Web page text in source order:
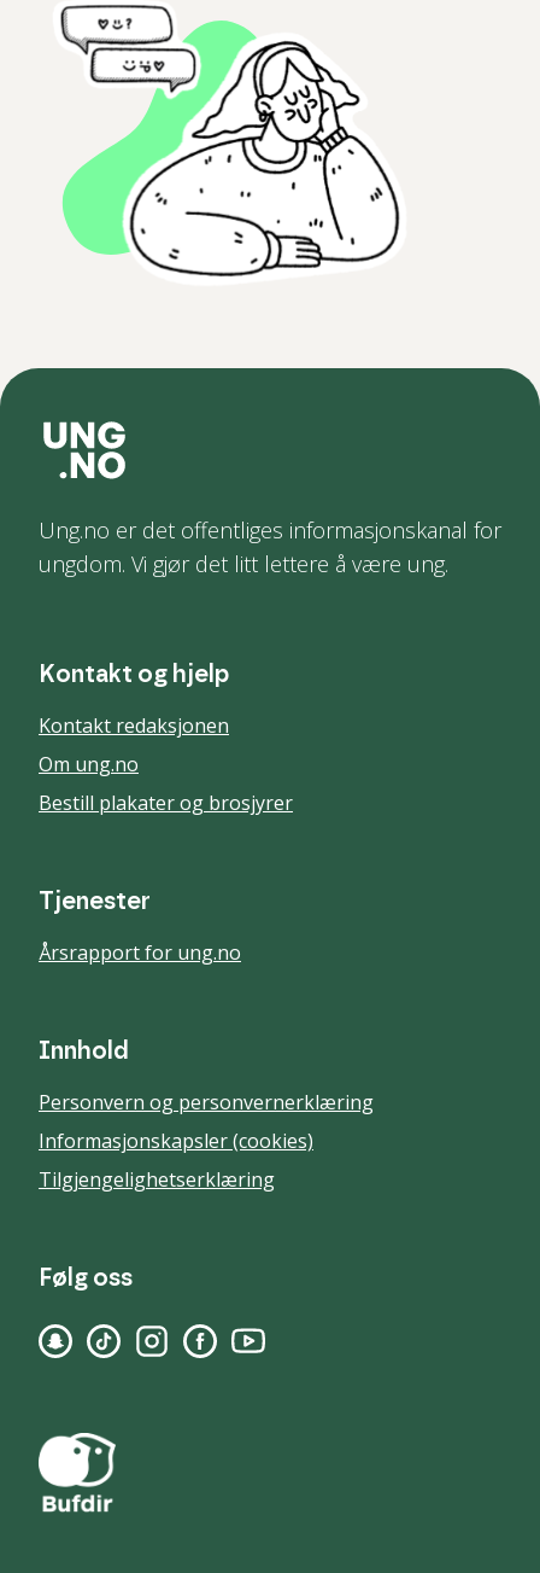
Ung.no er det offentliges informasjonskanal for
ungdom. Vi gjør det litt lettere å være ung.
Kontakt og hjelp
Kontakt redaksjonen
Om ung.no
Bestill plakater og brosjyrer
Tjenester
Årsrapport for ung.no
Innhold
Personvern og personvernerklæring
Informasjonskapsler (cookies)
Tilgjengelighetserklæring
Følg oss